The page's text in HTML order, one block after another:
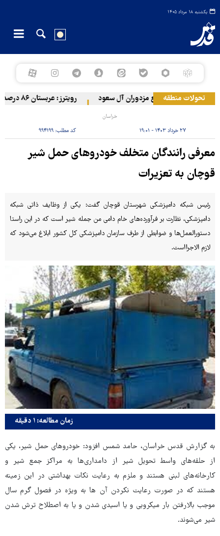
یکشنبه ۱۸ مرداد ۱۴۰۵
تحولات منطقه
ارتش یمن به مواضع مزدوران آل سعود رویترز: عربستان ۸۶ درصد از موشک‌های پاتریوت خود را استفاده کرده است
خراسان
۲۷ خرداد ۱۴۰۳ - ۱۹:۰۱ کد مطلب: ۹۹۴۱۹۹
معرفی رانندگان متخلف خودروهای حمل شیر
قوچان به تعزیرات
رئیس شبکه دامپزشکی شهرستان قوچان گفت: یکی از وظایف ذاتی شبکه
دامپزشکی، نظارت بر فرآورده‌های خام دامی من جمله شیر است که در این راستا
دستورالعمل‌ها و ضوابطی از طرف سازمان دامپزشکی کل کشور ابلاغ می‌شود که
لازم الاجرااست.
زمان مطالعه: ۱ دقیقه
به گزارش قدس خراسان، حامد شمس افزود: خودروهای حمل شیر، یکی
از حلقه‌های واسط تحویل شیر از دامداری‌ها به مراکز جمع شیر و
کارخانه‌های لبنی هستند و ملزم به رعایت نکات بهداشتی در این زمینه
هستند که در صورت رعایت نکردن آن ها به ویژه در فصول گرم سال
موجب بالارفتن بار میکروبی و یا اسیدی شدن و یا به اصطلاح ترش شدن
شیر می‌شوند.